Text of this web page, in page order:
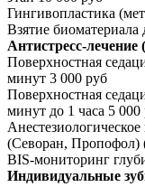
Гингивопластика
Взятие биоматериала
Антистресс-лечение
Поверхностная
минут 3 000 руб
Поверхностная
минут до 1 часа 5 000
(Севоран, Пропофол)
BIS-мониторинг
Индивидуальные